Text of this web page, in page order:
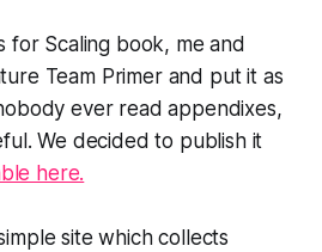
for Scaling book, me and
Team Primer and put it as
ever read appendixes,
We decided to publish it
here.
site which collects